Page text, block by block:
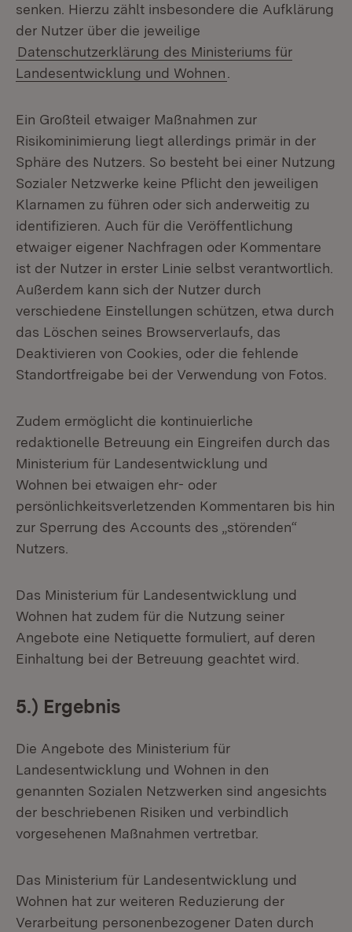
senken. Hierzu zählt insbesondere die Aufklärung
der Nutzer über die jeweilige
Datenschutzerklärung des Ministeriums für
Landesentwicklung und Wohnen
Ein Großteil etwaiger Maßnahmen zur
Risikominimierung liegt allerdings primär in der
Sphäre des Nutzers. So besteht bei einer Nutzung
Sozialer Netzwerke keine Pflicht den jeweiligen
Klarnamen zu führen oder sich anderweitig zu
identifizieren. Auch für die Veröffentlichung
etwaiger eigener Nachfragen oder Kommentare
ist der Nutzer in erster Linie selbst verantwortlich.
Außerdem kann sich der Nutzer durch
verschiedene Einstellungen schützen, etwa durch
das Löschen seines Browserverlaufs, das
Deaktivieren von Cookies, oder die fehlende
Standortfreigabe bei der Verwendung von Fotos.
Zudem ermöglicht die kontinuierliche
redaktionelle Betreuung ein Eingreifen durch das
Ministerium für Landesentwicklung und
Wohnen bei etwaigen ehr- oder
persönlichkeitsverletzenden Kommentaren bis hin
zur Sperrung des Accounts des „störenden“
Nutzers.
Das Ministerium für Landesentwicklung und
Wohnen hat zudem für die Nutzung seiner
Angebote eine Netiquette formuliert, auf deren
Einhaltung bei der Betreuung geachtet wird.
5.) Ergebnis
Die Angebote des Ministerium für
Landesentwicklung und Wohnen in den
genannten Sozialen Netzwerken sind angesichts
der beschriebenen Risiken und verbindlich
vorgesehenen Maßnahmen vertretbar.
Das Ministerium für Landesentwicklung und
Wohnen hat zur weiteren Reduzierung der
Verarbeitung personenbezogener Daten durch